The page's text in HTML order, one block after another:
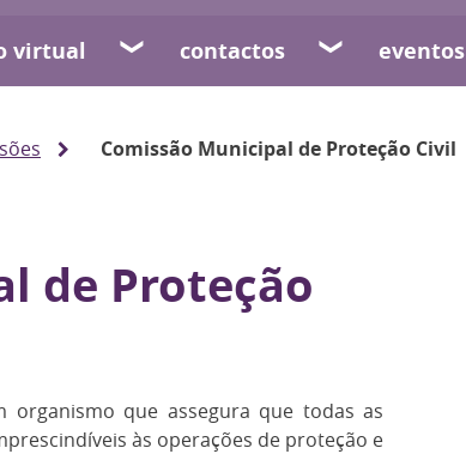
virtual contactos eventos
Comissão Municipal de Proteção Civil
de Proteção
organismo que assegura que todas as
às operações de proteção e